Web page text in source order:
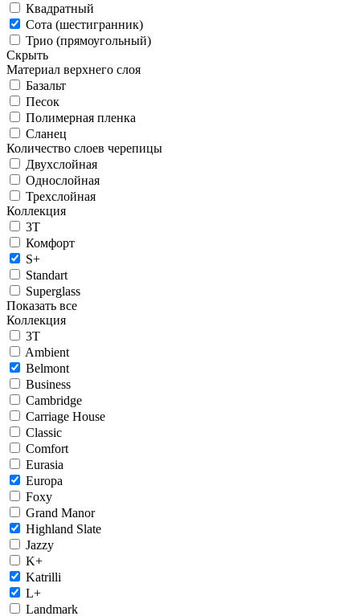
Квадратный
Сота (шестигранник)
Трио (прямоугольный)
Скрыть
Материал верхнего слоя
Базальт
Песок
Полимерная пленка
Сланец
Количество слоев черепицы
Двухслойная
Однослойная
Трехслойная
Коллекция
3T
Комфорт
S+
Standart
Superglass
Показать все
Коллекция
3T
Ambient
Belmont
Business
Cambridge
Carriage House
Classic
Comfort
Eurasia
Europa
Foxy
Grand Manor
Highland Slate
Jazzy
K+
Katrilli
L+
Landmark